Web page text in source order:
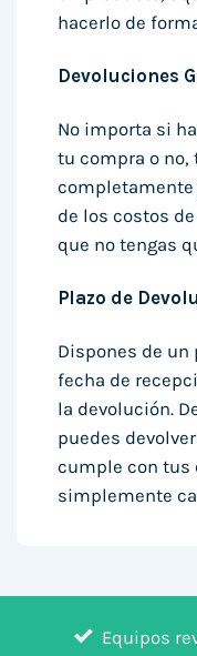
hacerlo de
Devoluciones
No importa si
tu compra o no,
completamente
de los costos
que no tengas
Plazo de
Dispones de un
fecha de
la devolución.
puedes
cumple con tus
simplemente
Equipos